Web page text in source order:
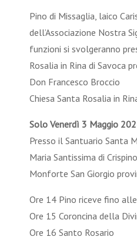
Pino di Missaglia, laico
dell’Associazione Nostra
funzioni si svolgeranno
Rosalia in Rina di Savoca
Don Francesco Broccio
Chiesa Santa Rosalia in
Solo Venerdì 3 Maggio
Presso il Santuario Santa
Maria Santissima di
Monforte San Giorgio
Ore 14 Pino riceve fino
Ore 15 Coroncina della
Ore 16 Santo Rosario